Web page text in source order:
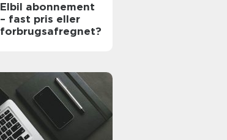
Elbil abonnement
– fast pris eller
forbrugsafregnet?